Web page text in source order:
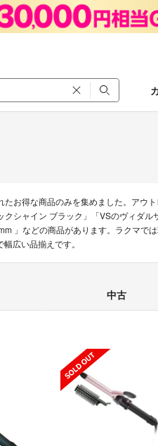
お得な商品のみを集めました。アウ
クシャイン ブラック」「VSのヴ
などの商品があります。ラクマでは
広い品揃えです。
中古